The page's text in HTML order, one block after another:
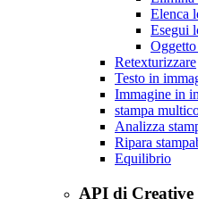
Elenca
Esegui
Retexturizzare
Testo in
Immagine in
stampa
Analizza
Ripara
Equilibrio
API di Creative